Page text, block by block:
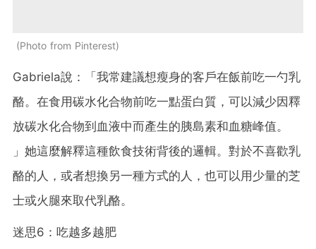
Photo from Pinterest
Gabriela說：「我常建議想瘦身的客戶在飯前吃一勺乳
酪。在食用碳水化合物前吃一點蛋白質，可以減少因釋
放碳水化合物到血液中而產生的胰島素和血糖峰值。
」她這麼解釋這種飲食技術背後的邏輯。對於不喜歡乳
酪的人，或者想換另一種方式的人，也可以用少量的芝
士或火腿來取代乳酪。
迷思6：吃越多越肥